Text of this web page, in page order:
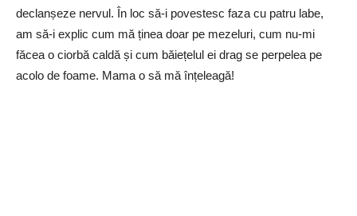
declanșeze nervul. În loc să-i povestesc faza cu patru labe,
am să-i explic cum mă ținea doar pe mezeluri, cum nu-mi
făcea o ciorbă caldă și cum băiețelul ei drag se perpelea pe
acolo de foame. Mama o să mă înțeleagă!